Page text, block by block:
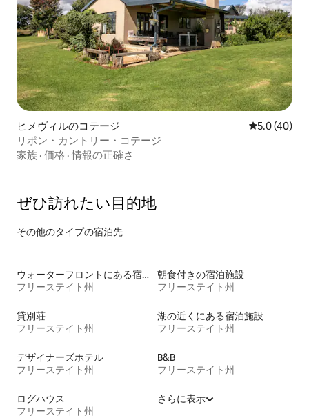
ヒメヴィルのコテージ レビュー40
5.0 (40)
リポン・カントリー・コテージ
家族 · 価格 ·情報の正確さ
ぜひ訪⁠れ⁠た⁠い目⁠的⁠地
その他のタ⁠イ⁠プ⁠の宿⁠泊⁠先
ウォーターフロントにある宿泊施設
フリーステイト州
朝食付きの宿泊施設
フリーステイト州
貸別荘
フリーステイト州
湖の近くにある宿泊施設
フリーステイト州
デザイナーズホテル
フリーステイト州
B&B
フリーステイト州
ログハウス
フリーステイト州
さらに表示